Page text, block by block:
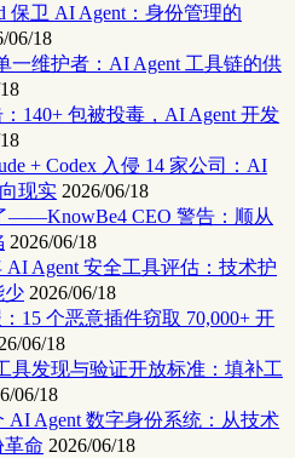
保卫 AI Agent：身份管理的
06/18
一维护者：AI Agent 工具链的供
140+ 包被投毒，AI Agent 开发
+ Codex 入侵 14 家公司：AI
现实 2026/06/18
——KnowBe4 CEO 警告：顺从
2026/06/18
AI Agent 安全工具评估：技术护
少 2026/06/18
15 个恶意插件窃取 70,000+ 开
06/18
具发现与验证开放标准：填补工
06/18
AI Agent 数字身份系统：从技术
革命 2026/06/18